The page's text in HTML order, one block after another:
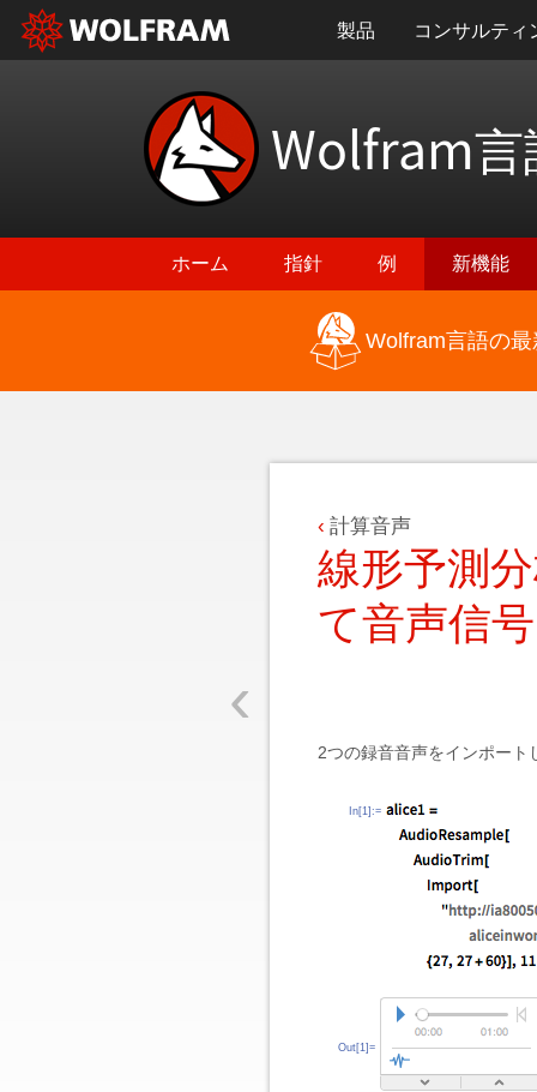
製品 コンサルティ
Wolfram言
ホーム 指針 例 新機能
Wolfram言語の
‹
計算音声
線形予測
て音声信
2つの録音音声をインポート
In[1]:=
Out[1]=